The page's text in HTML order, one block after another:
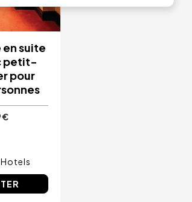
en suite
petit-
pour
€